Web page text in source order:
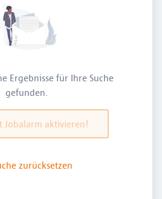
Ergebnisse für Ihre Suche
gefunden.
Jobalarm aktivieren!
zurücksetzen